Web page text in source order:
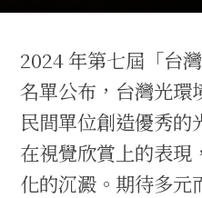
2024 年第七屆「台
名單公布，台灣光環
民間單位創造優秀的
在視覺欣賞上的表現
化的沉澱。期待多元